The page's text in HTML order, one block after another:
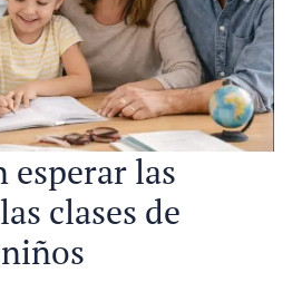
esperar las
clases de